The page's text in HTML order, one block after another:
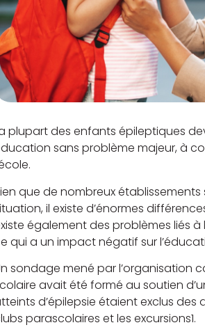
plupart des enfants épileptiques
sans problème majeur, à
que de nombreux
il existe d’énormes
également des problèmes liés
qui a un impact négatif sur
sondage mené par l’organisation
avait été formé au soutien
d’épilepsie étaient exclus des
parascolaires et les excursions1.